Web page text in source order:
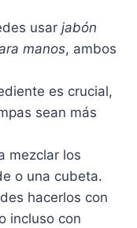
usar jabón
manos, ambos
es crucial,
sean más
mezclar los
o una cubeta.
hacerlos con
incluso con